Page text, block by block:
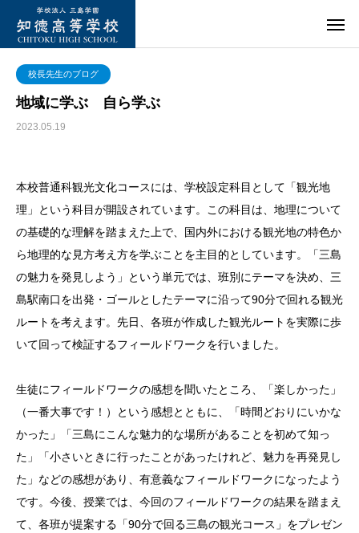
校長先生のブログ
地域に学ぶ 自ら学ぶ
2023.05.19
本校普通科観光文化コースには、学校設定科目として「観光地
理」という科目が開設されています。この科目は、地理について
の基礎的な理解を踏まえた上で、国内外における観光地の特色か
ら地理的な見方考え方を学ぶことを主目的としています。「三島
の魅力を発見しよう」という単元では、班別にテーマを決め、三
島駅南口を出発・ゴールとしたテーマに沿って90分で回れる観光
ルートを考えます。先日、各班が作成した観光ルートを実際に歩
いて回って検証するフィールドワークを行いました。
生徒にフィールドワークの感想を聞いたところ、「楽しかった」
（一番大事です！）という感想とともに、「時間どおりにいかな
かった」「三島にこんな魅力的な場所があることを初めて知っ
た」「小さいときに行ったことがあったけれど、魅力を再発見し
た」などの感想があり、有意義なフィールドワークになったよう
です。今後、授業では、今回のフィールドワークの結果を踏まえ
て、各班が提案する「90分で回る三島の観光コース」をプレゼン